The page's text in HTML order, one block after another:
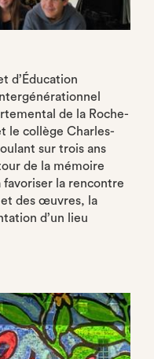
d’Éducation
de la Roche-
le collège Charles-
sur trois ans
de la mémoire
la rencontre
des œuvres, la
d’un lieu